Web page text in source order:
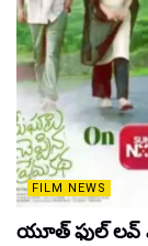
FILM NEWS
యూత్ ఫుల్ లవ్